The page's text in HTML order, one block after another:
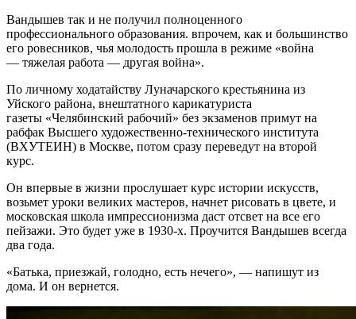
Вандышев так и не получил полноценного
профессионального образования. впрочем, как и большинство
его ровесников, чья молодость прошла в режиме «война
— тяжелая работа — другая война».
По личному ходатайству Луначарского крестьянина из
Уйского района, внештатного карикатуриста
газеты «Челябинский рабочий» без экзаменов примут на
рабфак Высшего художественно-технического института
(ВХУТЕИН) в Москве, потом сразу переведут на второй
курс.
Он впервые в жизни прослушает курс истории искусств,
возьмет уроки великих мастеров, начнет рисовать в цвете, и
московская школа импрессионизма даст отсвет на все его
пейзажи. Это будет уже в 1930-х. Проучится Вандышев всегда
два года.
«Батька, приезжай, голодно, есть нечего», — напишут из
дома. И он вернется.